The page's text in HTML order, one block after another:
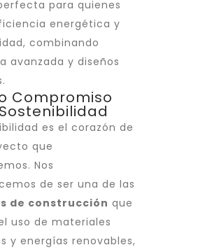
para quienes
energética y
combinando
avanzada y diseños
Compromiso
es el corazón de
que
Nos
de ser una de las
de construcción que
uso de materiales
y energías renovables,